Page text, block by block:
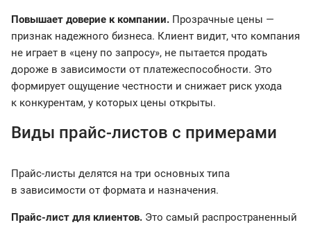
Повышает доверие к компании. Прозрачные цены —
признак надежного бизнеса. Клиент видит, что компания
не играет в «цену по запросу», не пытается продать
дороже в зависимости от платежеспособности. Это
формирует ощущение честности и снижает риск ухода
к конкурентам, у которых цены открыты.
Виды прайс-листов с примерами
Прайс-листы делятся на три основных типа
в зависимости от формата и назначения.
Прайс-лист для клиентов. Это самый распространенный